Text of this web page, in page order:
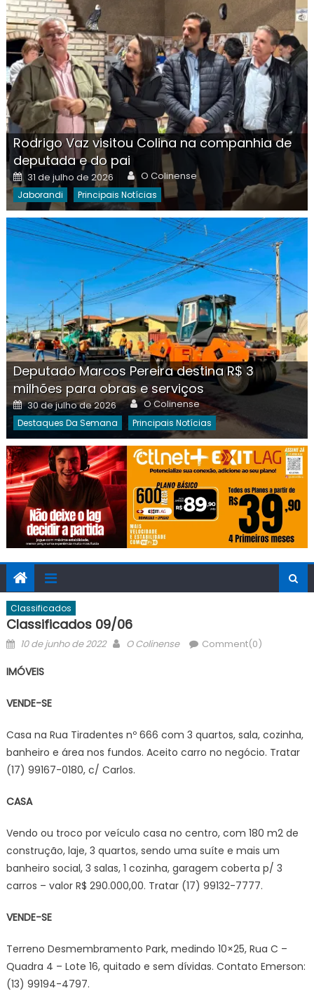
Rodrigo Vaz visitou Colina na companhia de
deputada e do pai
Posted
on
31 de julho de 2026 Author
O Colinense
Jaborandi Principais Notícias
Deputado Marcos Pereira destina R$ 3
milhões para obras e serviços
Posted
on
30 de julho de 2026 Author
O Colinense
Destaques Da Semana Principais Notícias
Classificados
Classificados 09/06
Posted
10 de junho de 2022 Author
O Colinense Comment(0)
IMÓVEIS
VENDE-SE
Casa na Rua Tiradentes nº 666 com 3 quartos, sala, cozinha,
banheiro e área nos fundos. Aceito carro no negócio. Tratar
(17) 99167-0180, c/ Carlos.
CASA
Vendo ou troco por veículo casa no centro, com 180 m2 de
construção, laje, 3 quartos, sendo uma suíte e mais um
banheiro social, 3 salas, 1 cozinha, garagem coberta p/ 3
carros – valor R$ 290.000,00. Tratar (17) 99132-7777.
VENDE-SE
Terreno Desmembramento Park, medindo 10×25, Rua C –
Quadra 4 – Lote 16, quitado e sem dívidas. Contato Emerson:
(13) 99194-4797.